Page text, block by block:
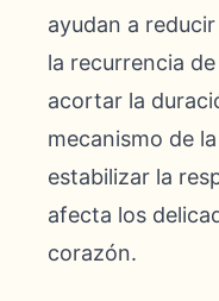
ayudan a
la recurrencia
acortar la
mecanismo de
estabilizar la
afecta los
corazón.